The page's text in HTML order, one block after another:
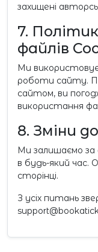
захищені
7.
файлів
Ми
роботи сайту.
сайтом, ви
використання
8. Зміни
Ми залишаємо за
в будь-який час.
сторінці.
З усіх питань